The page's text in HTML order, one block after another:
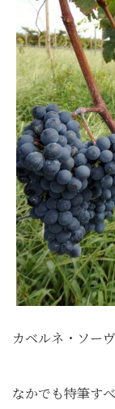
カベルネ・ソーヴ
なかでも特筆す